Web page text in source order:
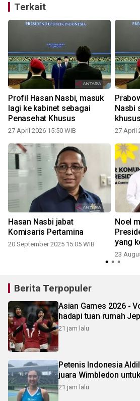
Terkait
Profil Hasan Nasbi, masuk
lagi ke kabinet sebagai
Penasehat Khusus
27 April 2026 15:50 WIB
Nasbi
27 April
Hasan Nasbi jabat
Komisaris Pertamina
20 September 2025 15:05 WIB
Noel
yang
23
Berita Terpopuler
Asian Games 2026 -
hadapi tuan rumah
21 jam lalu
Petenis Indonesia
juara Wimbledon
21 jam lalu